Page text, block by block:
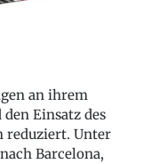
an ihrem
Einsatz des
reduziert. Unter
Barcelona,